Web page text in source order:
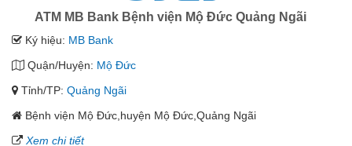
ATM MB Bank Bệnh viện Mộ Đức Quảng Ngãi
Ký hiệu: MB Bank
Quận/Huyện: Mộ Đức
Tỉnh/TP: Quảng Ngãi
Bệnh viện Mộ Đức,huyện Mộ Đức,Quảng Ngãi
Xem chi tiết